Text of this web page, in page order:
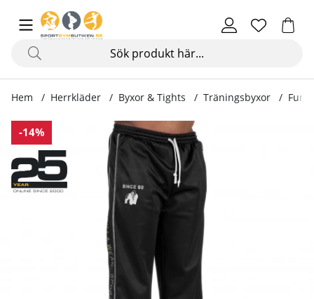
Hem Herrkläder Byxor & Tights Träningsbyxor
-14%
Produktbilder Functional Mesh Pants, black/green